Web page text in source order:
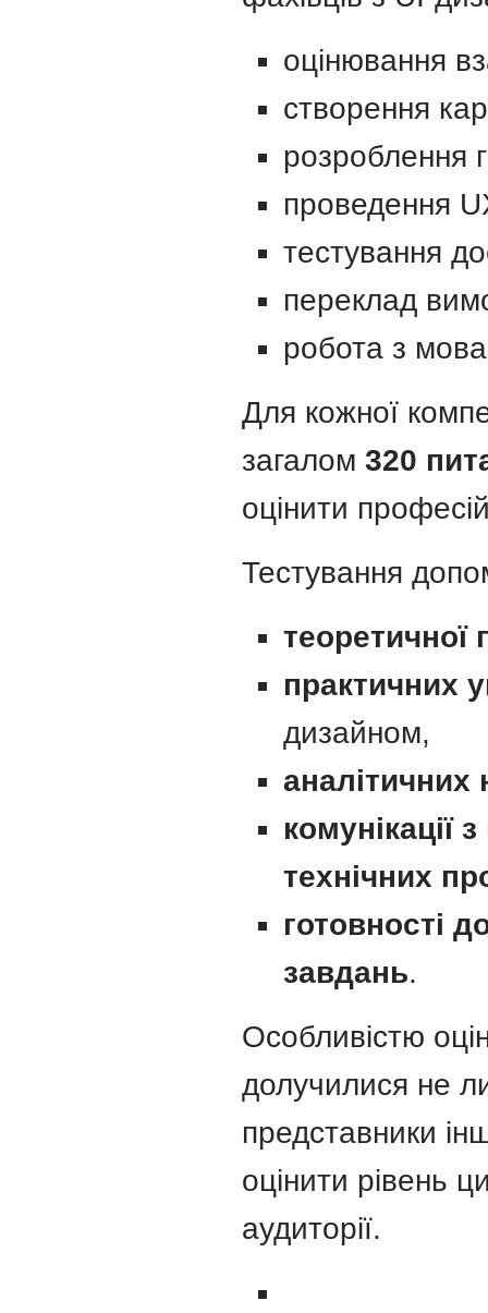
оцінювання
створення
розроблення
проведення
тестування
переклад
робота з
Для кожної
загалом 320
оцінити
Тестування
теоретичної
практичних
дизайном,
аналітичних
комунікації
технічних
готовності
завдань.
Особливістю
долучилися не
представники
оцінити рівень
аудиторії.